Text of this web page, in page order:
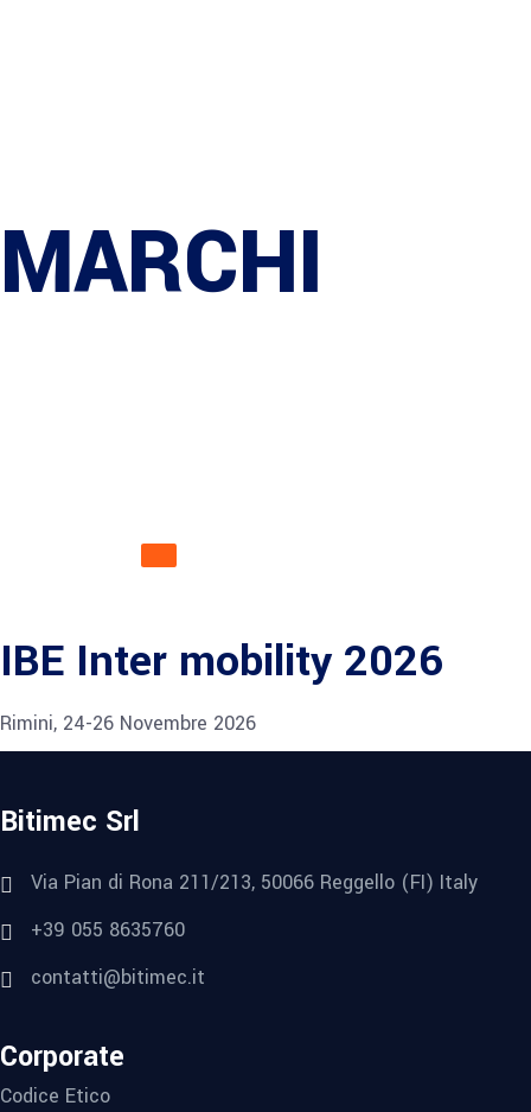
MARCHI
IBE Inter mobility 2026
Rimini, 24-26 Novembre 2026
Bitimec Srl
Via Pian di Rona 211/213, 50066 Reggello (FI) Italy
+39 055 8635760
contatti@bitimec.it
Corporate
Codice Etico